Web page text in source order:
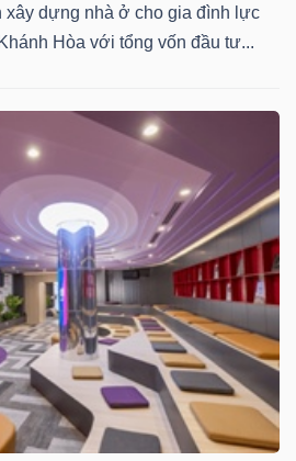
xây dựng nhà ở cho gia đình lực
Hòa với tổng vốn đầu tư...